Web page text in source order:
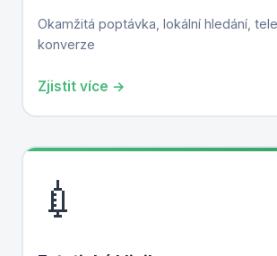
Okamžitá poptávka, lokální hledání,
konverze
Zjistit více →
💉